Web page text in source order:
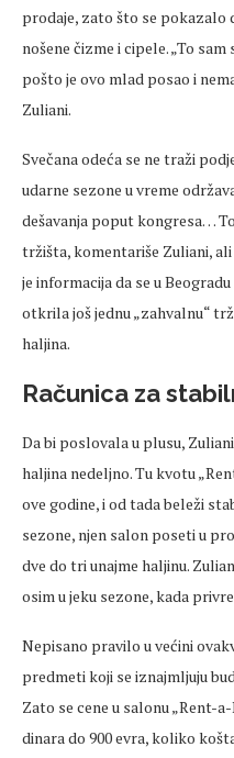
prodaje, zato što se pokazalo
nošene čizme i cipele. „To
pošto je ovo mlad posao i
Zuliani.
Svečana odeća se ne traži
udarne sezone u vreme
dešavanja poput kongresa…
tržišta, komentariše Zuliani,
je informacija da se u
otkrila još jednu „zahvalnu“
haljina.
Računica za
Da bi poslovala u plusu,
haljina nedeljno. Tu kvotu
ove godine, i od tada beleži
sezone, njen salon poseti u
dve do tri unajme haljinu.
osim u jeku sezone, kada
Nepisano pravilo u većini
predmeti koji se iznajmljuju
Zato se cene u salonu „Rent-
dinara do 900 evra, koliko